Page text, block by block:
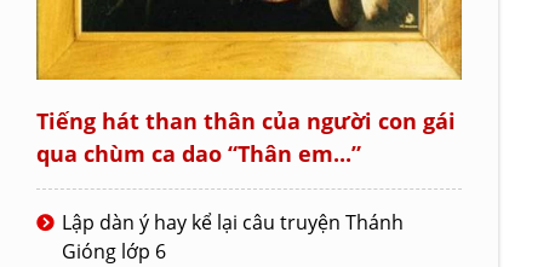
Tiếng hát than thân của người con gái
qua chùm ca dao “Thân em...”
Lập dàn ý hay kể lại câu truyện Thánh
Gióng lớp 6